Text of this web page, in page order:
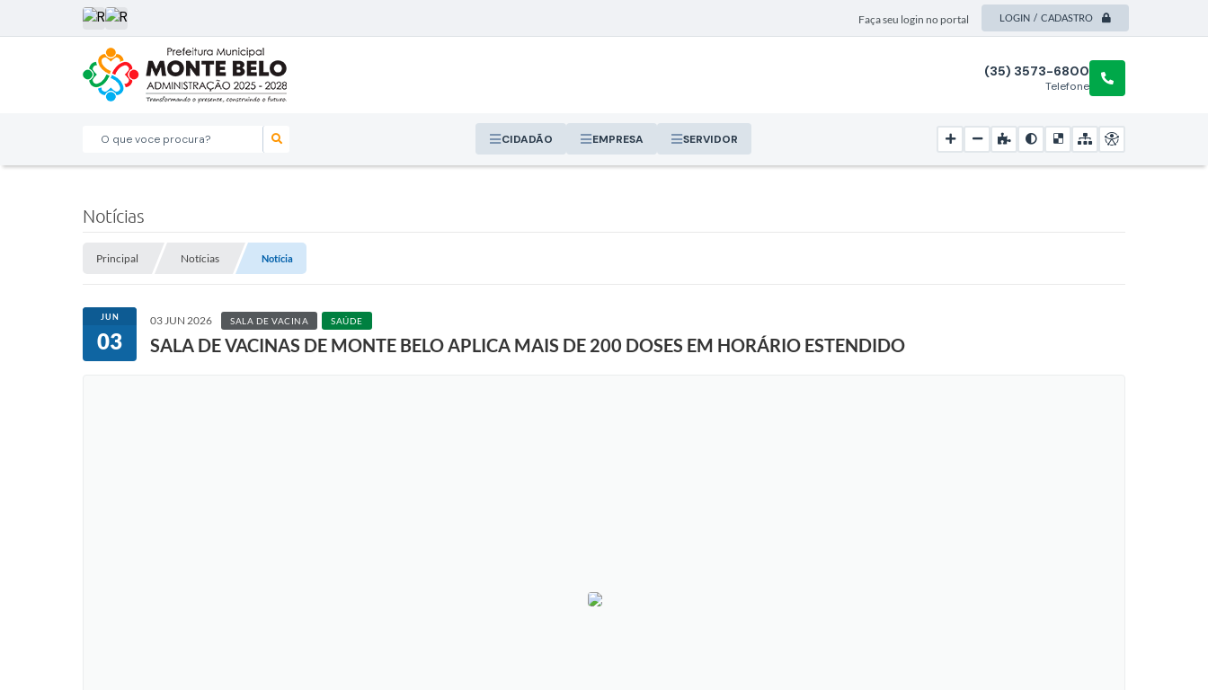
Faça seu login no portal LOGIN / CADASTRO
O que voce procura? CIDADÃO EMPRESA SERVIDOR
Telefone
(35) 3573-6800
Notícias
Principal Notícias Notícia
JUN
03
03 JUN 2026 SALA DE VACINA SAÚDE
SALA DE VACINAS DE MONTE BELO APLICA MAIS DE 200 DOSES EM HORÁRIO ESTENDIDO